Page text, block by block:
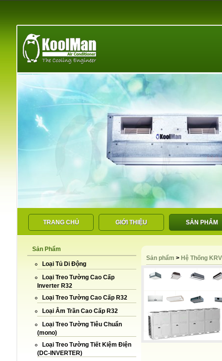
TRANG CHỦ GIỚI THIỆU SẢN PHẨM
LIÊN HỆ
Sản Phẩm
Loại Tủ Di Động
Loại Treo Tường Cao Cấp
Inverter R32
Loại Treo Tường Cao Cấp R32
Loại Âm Trần Cao Cấp R32
Loại Treo Tường Tiêu Chuẩn
(mono)
Loại Treo Tường Tiết Kiệm Điện
(DC-INVERTER)
Sản phẩm > Hệ Thống KRV